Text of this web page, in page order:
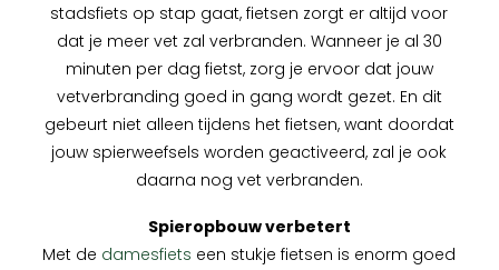
stadsfiets op stap gaat, fietsen zorgt er altijd voor
dat je meer vet zal verbranden. Wanneer je al 30
minuten per dag fietst, zorg je ervoor dat jouw
vetverbranding goed in gang wordt gezet. En dit
gebeurt niet alleen tijdens het fietsen, want doordat
jouw spierweefsels worden geactiveerd, zal je ook
daarna nog vet verbranden.
Spieropbouw verbetert
Met de damesfiets een stukje fietsen is enorm goed